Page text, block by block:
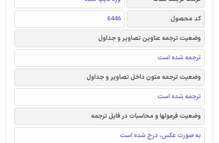
کد محصول
6446
وضعیت ترجمه عناوین تصاویر و جداول
ترجمه شده است
وضعیت ترجمه متون داخل تصاویر و جداول
ترجمه شده است
وضعیت فرمولها و محاسبات در فایل ترجمه
به صورت عکس، درج شده است